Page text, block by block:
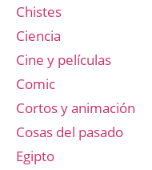
Chistes
Ciencia
Cine y películas
Comic
Cortos y animación
Cosas del pasado
Egipto